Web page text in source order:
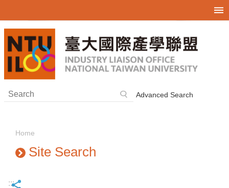
Advanced Search
Home
Site Search
:::